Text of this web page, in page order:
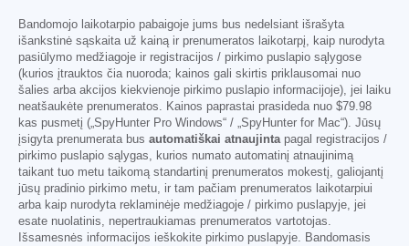
Bandomojo laikotarpio pabaigoje jums bus nedelsiant išrašyta
išankstinė sąskaita už kainą ir prenumeratos laikotarpį, kaip nurodyta
pasiūlymo medžiagoje ir registracijos / pirkimo puslapio sąlygose
(kurios įtrauktos čia nuoroda; kainos gali skirtis priklausomai nuo
šalies arba akcijos kiekvienoje pirkimo puslapio informacijoje), jei laiku
neatšaukėte prenumeratos. Kainos paprastai prasideda nuo $79.98
kas pusmetį („SpyHunter Pro Windows“ / „SpyHunter for Mac“). Jūsų
įsigyta prenumerata bus automatiškai atnaujintapagal registracijos /
pirkimo puslapio sąlygas, kurios numato automatinį atnaujinimą
taikant tuo metu taikomą standartinį prenumeratos mokestį, galiojantį
jūsų pradinio pirkimo metu, ir tam pačiam prenumeratos laikotarpiui
arba kaip nurodyta reklaminėje medžiagoje / pirkimo puslapyje, jei
esate nuolatinis, nepertraukiamas prenumeratos vartotojas.
Išsamesnės informacijos ieškokite pirkimo puslapyje. Bandomasis